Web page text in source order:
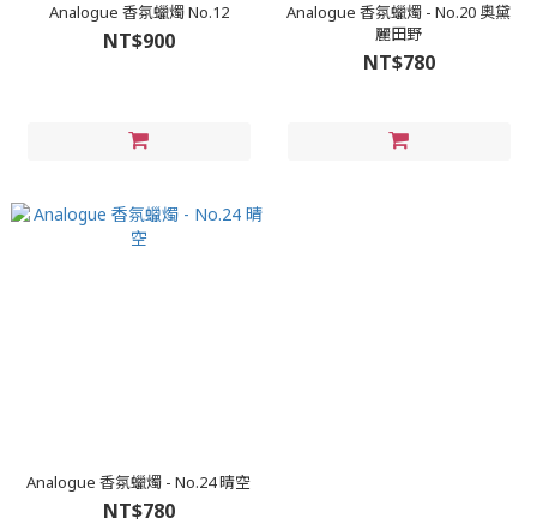
Analogue 香氛蠟燭 No.12
NT$900
Analogue 香氛蠟燭 - No.20 奧黛
麗田野
NT$780
Analogue 香氛蠟燭 - No.24 晴空
NT$780